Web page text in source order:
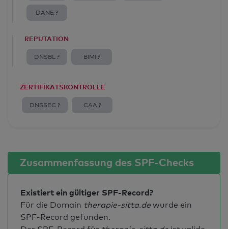
DANE ?
REPUTATION
DNSBL ? BIMI ?
ZERTIFIKATSKONTROLLE
DNSSEC ? CAA ?
Zusammenfassung des SPF-Checks
Existiert ein gültiger SPF-Record?
Für die Domain therapie-sitta.de wurde ein
SPF-Record gefunden.